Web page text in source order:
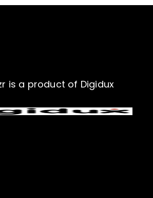
is a product of Digidux